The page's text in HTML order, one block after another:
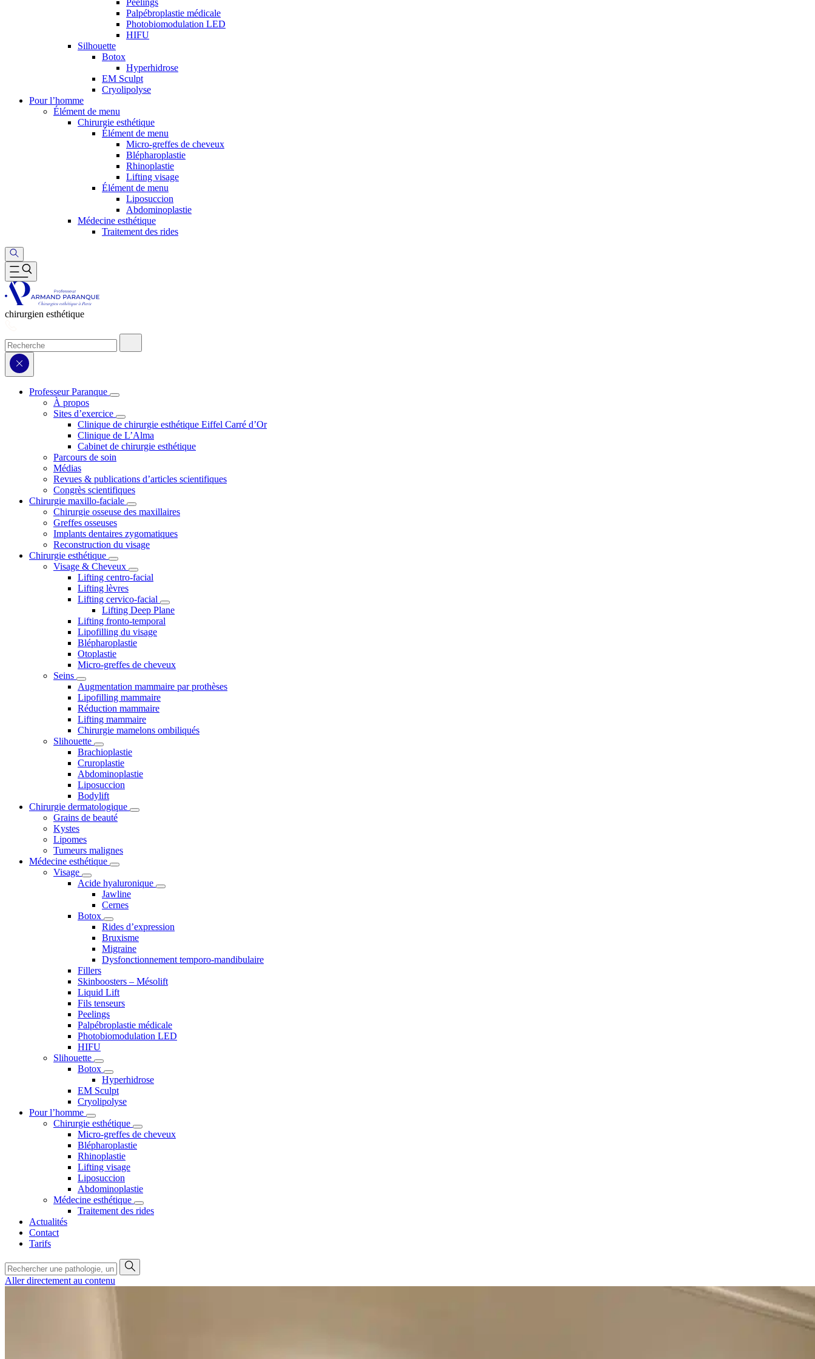
Peelings
Palpébroplastie médicale
Photobiomodulation LED
HIFU
Silhouette
Botox
Hyperhidrose
EM Sculpt
Cryolipolyse
Pour l’homme
Élément de menu
Chirurgie esthétique
Élément de menu
Micro-greffes de cheveux
Blépharoplastie
Rhinoplastie
Lifting visage
Élément de menu
Liposuccion
Abdominoplastie
Médecine esthétique
Traitement des rides
chirurgien esthétique
Professeur Paranque
À propos
Sites d’exercice
Clinique de chirurgie esthétique Eiffel Carré d’Or
Clinique de L’Alma
Cabinet de chirurgie esthétique
Parcours de soin
Médias
Revues & publications d’articles scientifiques
Congrès scientifiques
Chirurgie maxillo-faciale
Chirurgie osseuse des maxillaires
Greffes osseuses
Implants dentaires zygomatiques
Reconstruction du visage
Chirurgie esthétique
Visage & Cheveux
Lifting centro-facial
Lifting lèvres
Lifting cervico-facial
Lifting Deep Plane
Lifting fronto-temporal
Lipofilling du visage
Blépharoplastie
Otoplastie
Micro-greffes de cheveux
Seins
Augmentation mammaire par prothèses
Lipofilling mammaire
Réduction mammaire
Lifting mammaire
Chirurgie mamelons ombiliqués
Slihouette
Brachioplastie
Cruroplastie
Abdominoplastie
Liposuccion
Bodylift
Chirurgie dermatologique
Grains de beauté
Kystes
Lipomes
Tumeurs malignes
Médecine esthétique
Visage
Acide hyaluronique
Jawline
Cernes
Botox
Rides d’expression
Bruxisme
Migraine
Dysfonctionnement temporo-mandibulaire
Fillers
Skinboosters – Mésolift
Liquid Lift
Fils tenseurs
Peelings
Palpébroplastie médicale
Photobiomodulation LED
HIFU
Slihouette
Botox
Hyperhidrose
EM Sculpt
Cryolipolyse
Pour l’homme
Chirurgie esthétique
Micro-greffes de cheveux
Blépharoplastie
Rhinoplastie
Lifting visage
Liposuccion
Abdominoplastie
Médecine esthétique
Traitement des rides
Actualités
Contact
Tarifs
Aller directement au contenu